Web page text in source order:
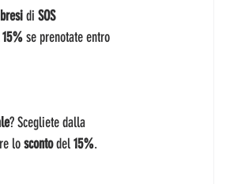
di SOS
se prenotate entro
? Scegliete dalla
lo sconto del 15%.